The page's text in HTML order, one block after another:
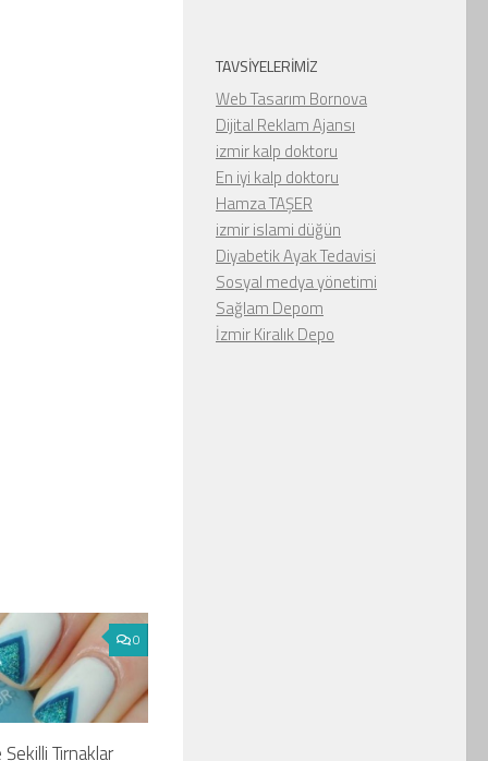
0
Tırnaklar
TAVSIYELERIMIZ
Web Tasarım Bornova
Dijital Reklam Ajansı
izmir kalp doktoru
En iyi kalp doktoru
Hamza TAŞER
izmir islami düğün
Diyabetik Ayak Tedavisi
Sosyal medya yönetimi
Sağlam Depom
İzmir Kiralık Depo